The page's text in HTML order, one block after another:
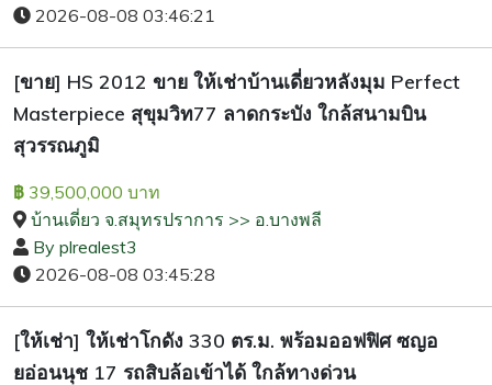
2026-08-08 03:46:21
[ขาย] HS 2012 ขาย ให้เช่าบ้านเดี่ยวหลังมุม Perfect
Masterpiece สุขุมวิท77 ลาดกระบัง ใกล้สนามบิน
สุวรรณภูมิ
฿ 39,500,000 บาท
บ้านเดี่ยว จ.สมุทรปราการ >> อ.บางพลี
By plrealest3
2026-08-08 03:45:28
[ให้เช่า] ให้เช่าโกดัง 330 ตร.ม. พร้อมออฟฟิศ ซญอ
ยอ่อนนุช 17 รถสิบล้อเข้าได้ ใกล้ทางด่วน